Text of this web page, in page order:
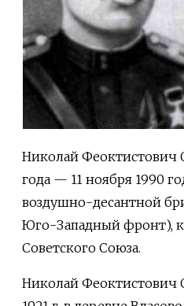
Николай Феоктистович
года — 11 ноября 1990
воздушно-десантной
Юго-Западный фронт),
Советского Союза.
Николай Феоктистович